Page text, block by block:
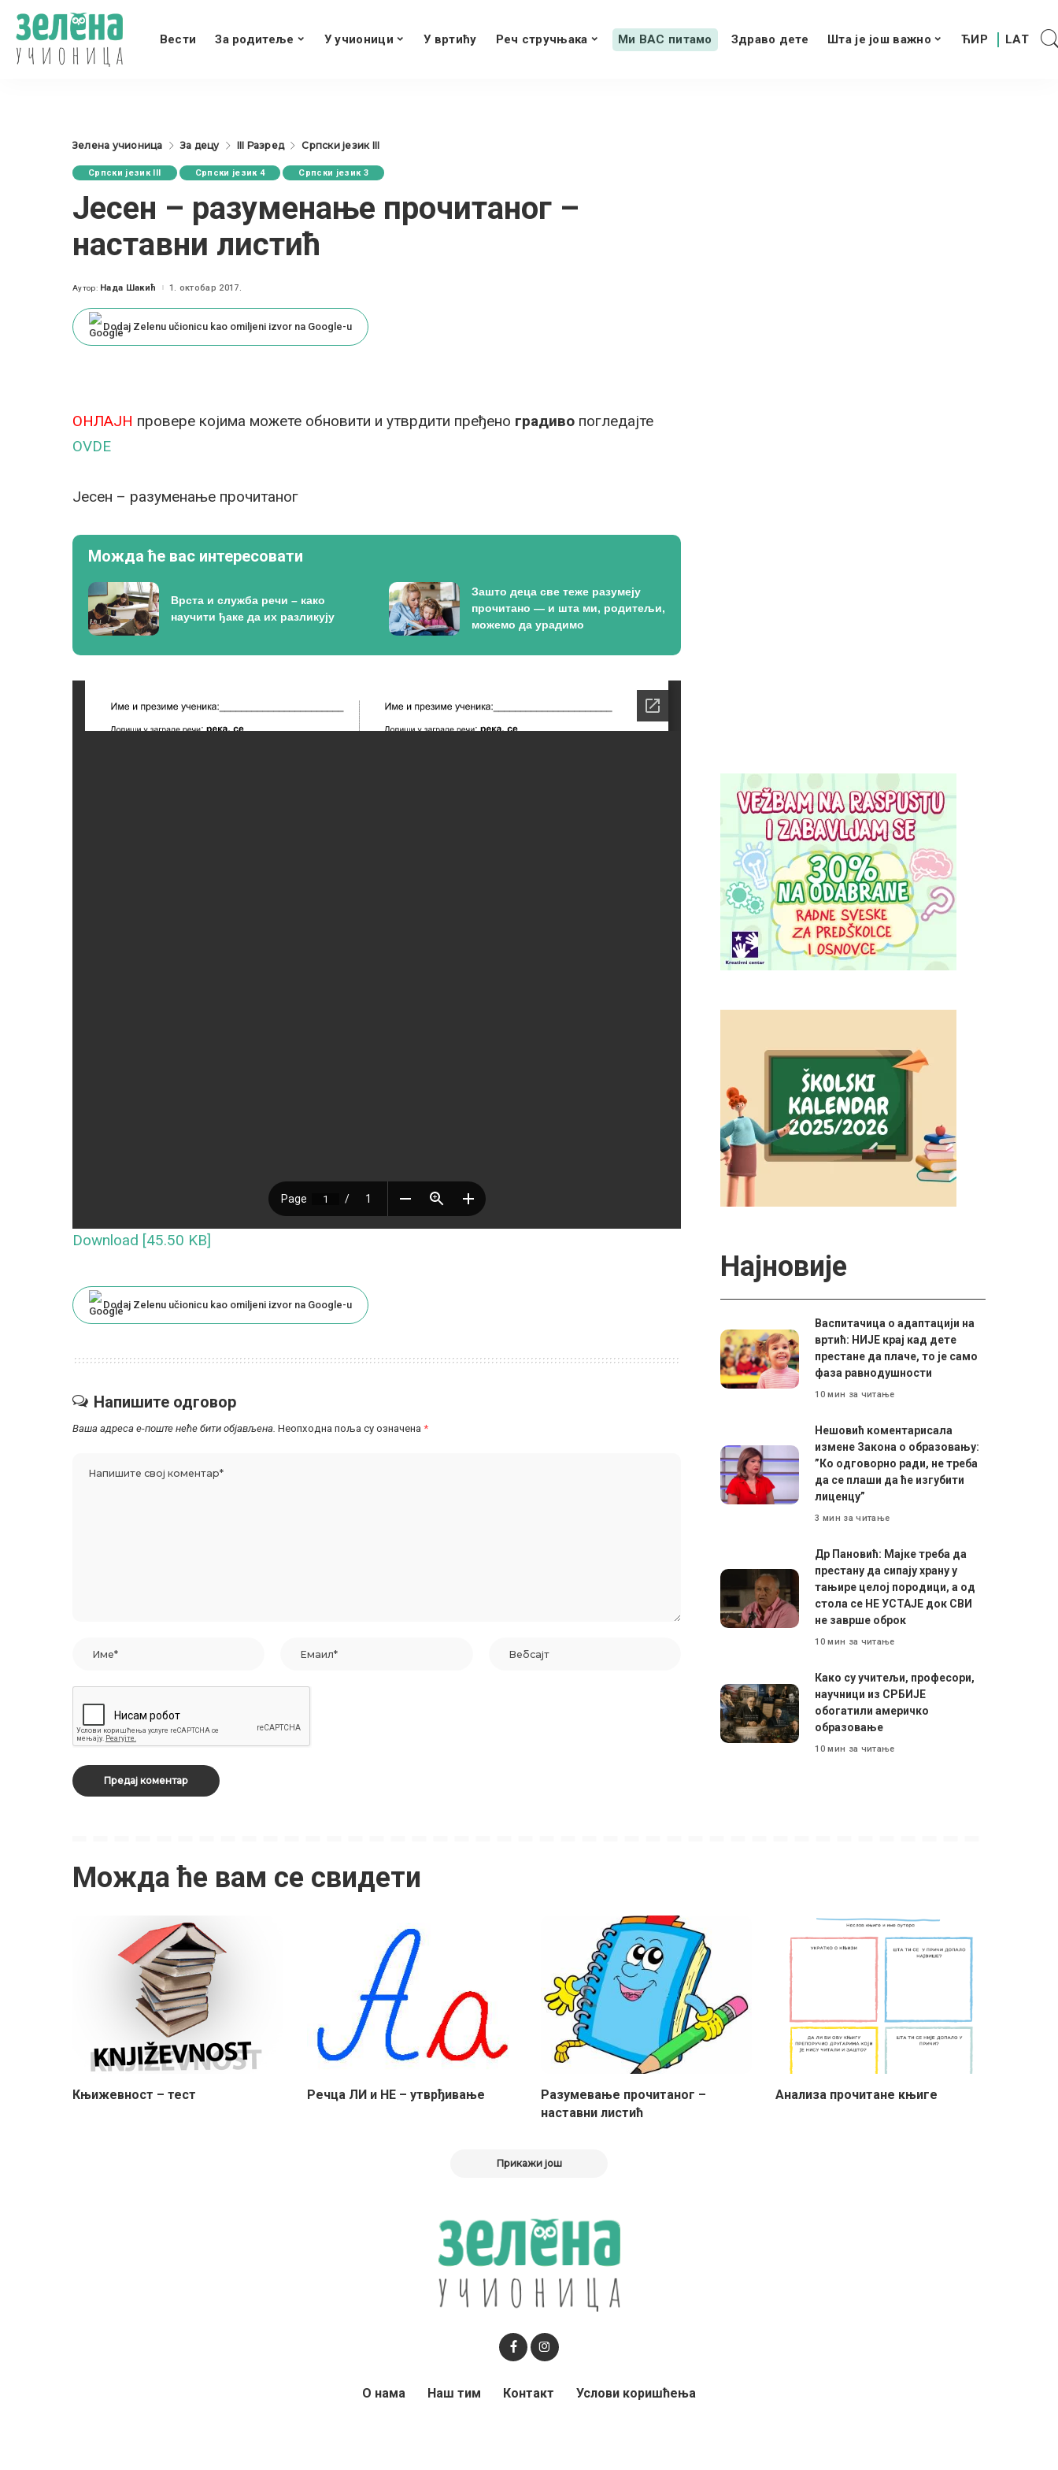
Вести За родитеље У учионици У вртићу Реч стручњака Ми ВАС питамо Здраво дете Шта је још важно
Зелена учионица За децу III Разред Српски језик III
Српски језик III Српски језик 4 Српски језик 3
Jeсен – разуменање прочитаног –
наставни листић
Posted
Аутор: Нада Шакић 1. октобар 2017.
Dodaj Zelenu učionicu kao omiljeni izvor na Google-u
ОНЛАЈН провере којима можете обновити и утврдити пређено градиво погледајте
OVDE
Jeсен – разуменање прочитаног
Можда ће вас интересовати
Врста и служба речи – како
научити ђаке да их разликују
Зашто деца све теже разумеју
прочитано — и шта ми, родитељи,
можемо да урадимо
Download [45.50 KB]
Dodaj Zelenu učionicu kao omiljeni izvor na Google-u
Напишите одговор
Ваша адреса е-поште неће бити објављена. Неопходна поља су означена *
Најновије
Васпитачица о адаптацији на
вртић: НИЈЕ крај кад дете
престане да плаче, то је само
фаза равнодушности
10 мин за читање
Нешовић коментарисала
измене Закона о образовању:
”Ко одговорно ради, не треба
да се плаши да ће изгубити
лиценцу”
3 мин за читање
Др Пановић: Мајке треба да
престану да сипају храну у
тањире целој породици, а од
стола се НЕ УСТАЈЕ док СВИ
не заврше оброк
10 мин за читање
Како су учитељи, професори,
научници из СРБИЈЕ
обогатили америчко
образовање
10 мин за читање
Можда ће вам се свидети
Књижевност – тест Речца ЛИ и НЕ – утврђивање
Разумевање прочитаног –
наставни листић
Анализа прочитане књиге
Прикажи још
О нама Наш тим Контакт Услови коришћења